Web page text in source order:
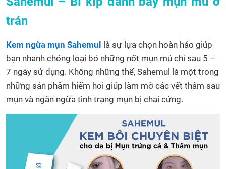
trán
Kem ngừa mụn Sahemul
là sự lựa chọn hoàn hảo giúp
bạn nhanh chóng loại bỏ những nốt mụn mủ chỉ sau 5 –
7 ngày sử dụng. Không những thế, Sahemul là một trong
những sản phẩm hiếm hoi giúp làm mờ các vết thâm sau
mụn và ngăn ngừa tình trạng mụn bị chai cứng.